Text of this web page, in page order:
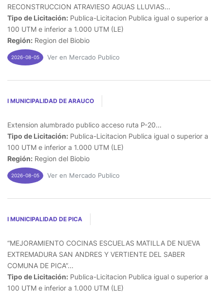
RECONSTRUCCION ATRAVIESO AGUAS LLUVIAS...
Tipo de Licitación: Publica-Licitacion Publica igual o superior a
100 UTM e inferior a 1.000 UTM (LE)
Región: Region del Biobio
2026-08-05 Ver en Mercado Publico
I MUNICIPALIDAD DE ARAUCO
Extension alumbrado publico acceso ruta P-20...
Tipo de Licitación: Publica-Licitacion Publica igual o superior a
100 UTM e inferior a 1.000 UTM (LE)
Región: Region del Biobio
2026-08-05 Ver en Mercado Publico
I MUNICIPALIDAD DE PICA
“MEJORAMIENTO COCINAS ESCUELAS MATILLA DE NUEVA
EXTREMADURA SAN ANDRES Y VERTIENTE DEL SABER
COMUNA DE PICA”...
Tipo de Licitación: Publica-Licitacion Publica igual o superior a
100 UTM e inferior a 1.000 UTM (LE)